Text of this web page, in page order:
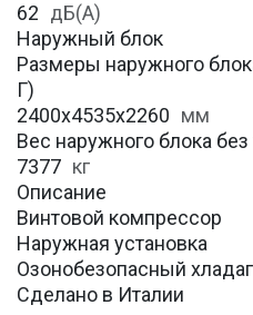
62 дБ(А)
Наружный блок
Размеры наружного
Г)
2400x4535x2260 мм
Вес наружного блока без
7377 кг
Описание
Винтовой компрессор
Наружная установка
Озонобезопасный
Сделано в Италии